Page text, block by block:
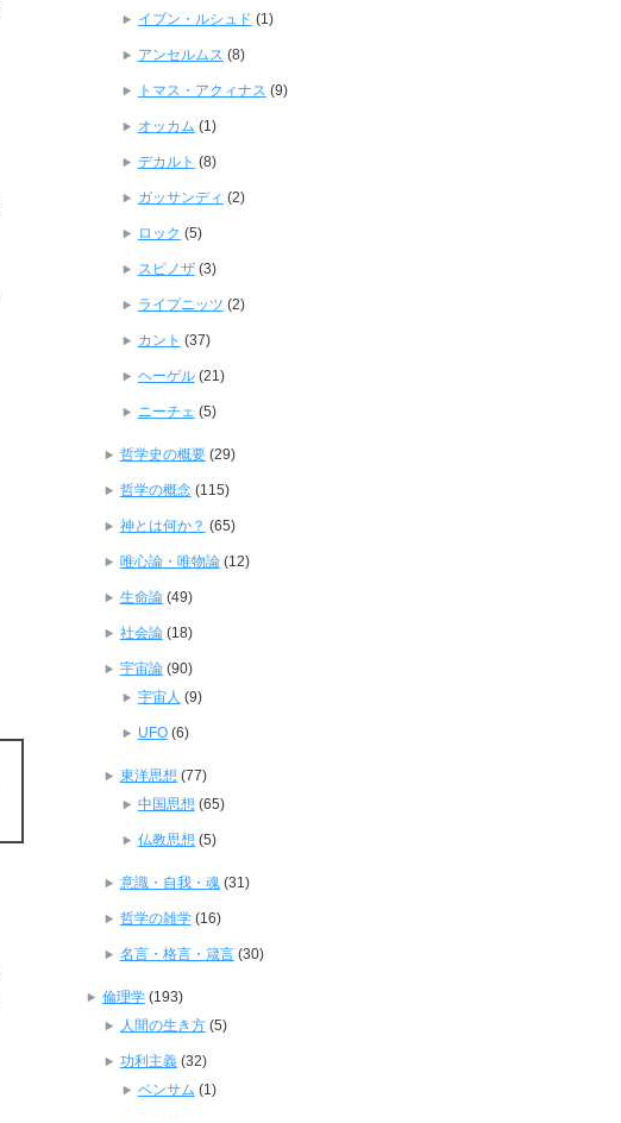
イブン・ルシュド (1)
アンセルムス (8)
トマス・アクィナス (9)
オッカム (1)
デカルト (8)
ガッサンディ (2)
ロック (5)
スピノザ(3)
ライプニッツ (2)
カント (37)
ヘーゲル(21)
ニーチェ (5)
哲学史の概要(29)
哲学の概念(115)
神とは何か？ (65)
唯心論・唯物論(12)
生命論(49)
社会論(18)
宇宙論(90)
宇宙人 (9)
UFO(6)
東洋思想 (77)
中国思想 (65)
仏教思想 (5)
意識・自我・魂(31)
哲学の雑学(16)
名言・格言・箴言(30)
倫理学(193)
人間の生き方(5)
功利主義(32)
ベンサム (1)